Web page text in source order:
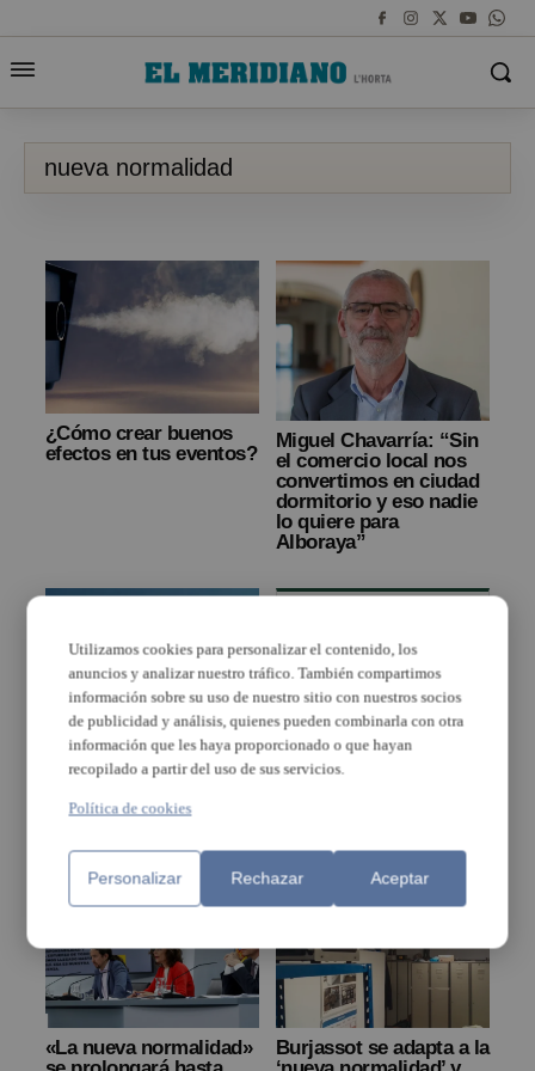
nueva normalidad
¿Cómo crear buenos
efectos en tus eventos?
Miguel Chavarría: “Sin
el comercio local nos
convertimos en ciudad
dormitorio y eso nadie
lo quiere para
Alboraya”
La inquietante «Nueva
Normalidad»
Llibertat i
seguretat en la
nova normalitat
«La nueva normalidad»
Burjassot se adapta a la
Utilizamos cookies para personalizar el contenido, los
anuncios y analizar nuestro tráfico. También compartimos
información sobre su uso de nuestro sitio con nuestros socios
de publicidad y análisis, quienes pueden combinarla con otra
información que les haya proporcionado o que hayan
recopilado a partir del uso de sus servicios.
Política de cookies
Personalizar Rechazar Aceptar